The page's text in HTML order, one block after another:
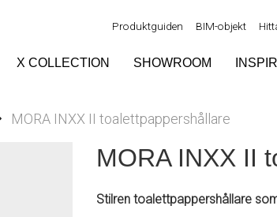
Produktguiden BIM-objekt
X COLLECTION SHOWROOM
MORA INXX II toalettpappershållare
MORA INXX II
Stilren toalettpappershållare